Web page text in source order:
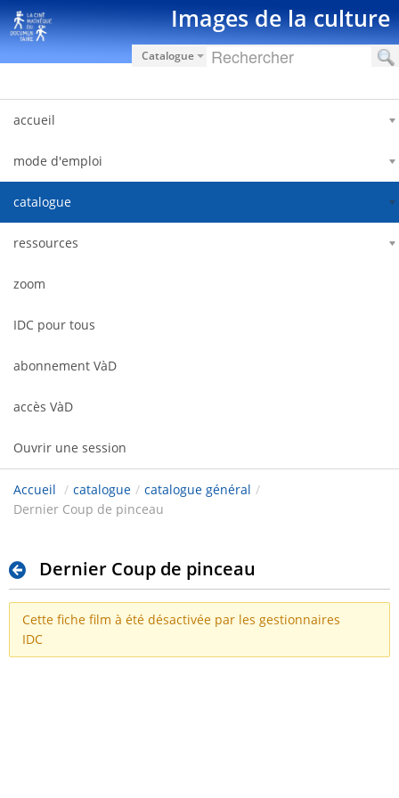
Saut au contenu Images de la culture
Catalogue
accueil
mode d'emploi
catalogue
ressources
zoom
IDC pour tous
abonnement VàD
accès VàD
Ouvrir une session
Accueil / catalogue / catalogue général /
Dernier Coup de pinceau
Dernier Coup de pinceau
Cette fiche film à été désactivée par les gestionnaires
IDC